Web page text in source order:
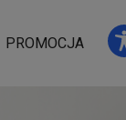
PROMOCJA